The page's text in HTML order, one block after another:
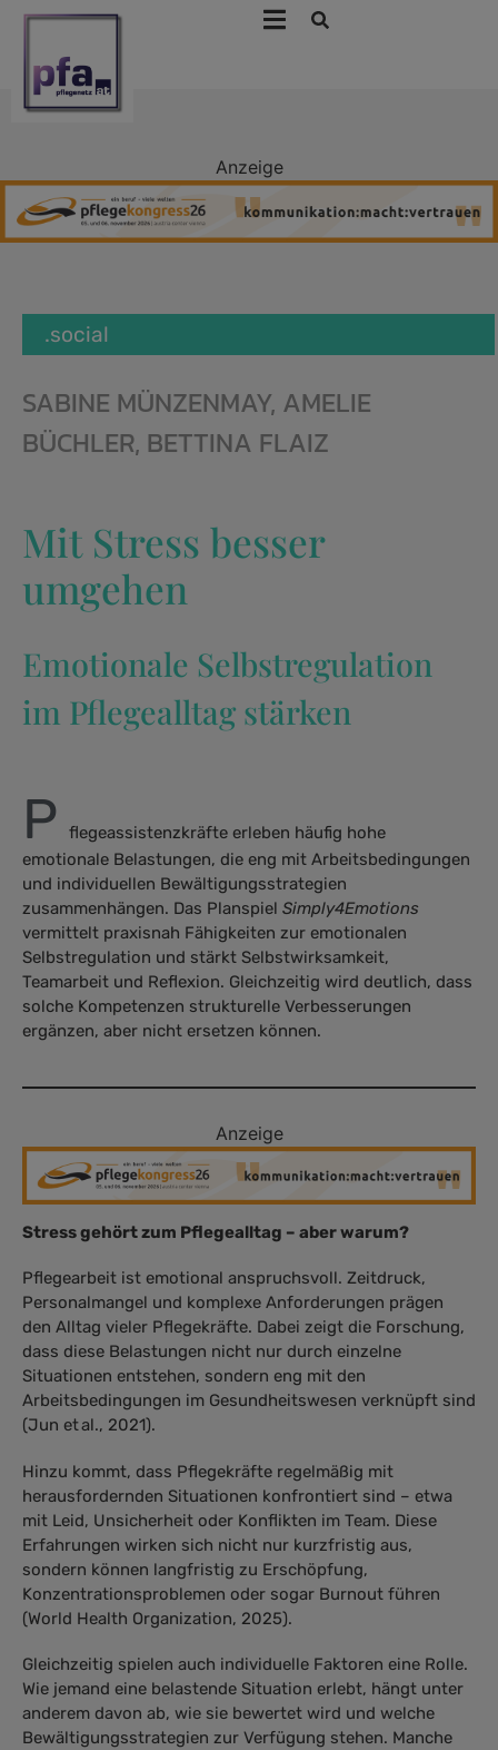
Anzeige
.social
SABINE MÜNZENMAY, AMELIE
BÜCHLER, BETTINA FLAIZ
Mit Stress besser
umgehen
Emotionale Selbstregulation
im Pflegealltag stärken
P
flegeassistenzkräfte erleben häufig hohe
emotionale Belastungen, die eng mit Arbeitsbedingungen
und individuellen Bewältigungsstrategien
zusammenhängen. Das Planspiel Simply4Emotions
vermittelt praxisnah Fähigkeiten zur emotionalen
Selbstregulation und stärkt Selbstwirksamkeit,
Teamarbeit und Reflexion. Gleichzeitig wird deutlich, dass
solche Kompetenzen strukturelle Verbesserungen
ergänzen, aber nicht ersetzen können.
Anzeige
Stress gehört zum Pflegealltag – aber warum?
Pflegearbeit ist emotional anspruchsvoll. Zeitdruck,
Personalmangel und komplexe Anforderungen prägen
den Alltag vieler Pflegekräfte. Dabei zeigt die Forschung,
dass diese Belastungen nicht nur durch einzelne
Situationen entstehen, sondern eng mit den
Arbeitsbedingungen im Gesundheitswesen verknüpft sind
(Jun et al., 2021).
Hinzu kommt, dass Pflegekräfte regelmäßig mit
herausfordernden Situationen konfrontiert sind – etwa
mit Leid, Unsicherheit oder Konflikten im Team. Diese
Erfahrungen wirken sich nicht nur kurzfristig aus,
sondern können langfristig zu Erschöpfung,
Konzentrationsproblemen oder sogar Burnout führen
(World Health Organization, 2025).
Gleichzeitig spielen auch individuelle Faktoren eine Rolle.
Wie jemand eine belastende Situation erlebt, hängt unter
anderem davon ab, wie sie bewertet wird und welche
Bewältigungsstrategien zur Verfügung stehen. Manche